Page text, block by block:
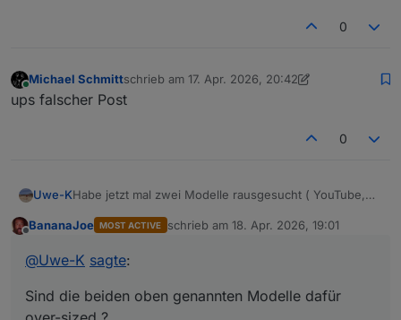
0
Online
Michael Schmittschrieb am 17. Apr. 2026, 20:42
zuletzt editiert von Michael Schmitt
ups falscher Post
0
Uwe-KHabe jetzt mal zwei Modelle rausgesucht ( YouTube,
lenovo thinkcentre i3 32gb : 349€
Ein PI5 ohne Platte liegt ja auch schon bei > 300€
Mein Plan war inzwischen auf Mini pc und Proxmox
umzusteigen, und Debmatic, influx etc in eigenen
BananaJoe MOST ACTIVE schrieb am 18. Apr. 2026, 19:01
zuletzt editiert von
@Uwe-K sagte:
Sind die beiden oben genannten Modelle dafür